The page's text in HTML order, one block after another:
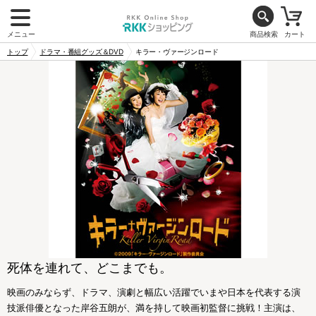
メニュー 商品検索 カート
トップ ドラマ・番組グッズ＆DVD キラー・ヴァージンロード
死体を連れて、どこまでも。
映画のみならず、ドラマ、演劇と幅広い活躍でいまや日本を代表する演
技派俳優となった岸谷五朗が、満を持して映画初監督に挑戦！主演は、